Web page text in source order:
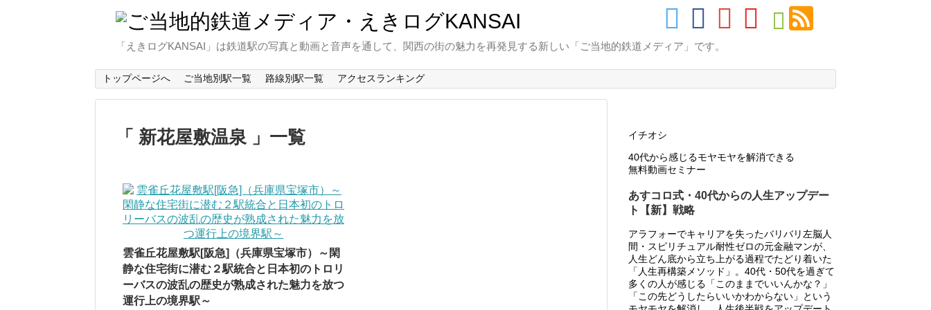
「えきログKANSAI」は鉄道駅の写真と動画と音声を通して、関西の街の魅力を再発見する新しい「ご当地的鉄道メディア」です。
トップページへ ご当地別駅一覧 路線別駅一覧 アクセスランキング
新花屋敷温泉 一覧
雲雀丘花屋敷駅[阪急]（兵庫県宝塚市）～閑
静な住宅街に潜む２駅統合と日本初のトロリ
ーバスの波乱の歴史が熟成された魅力を放つ
運行上の境界駅～
イチオシ
40代から感じるモヤモヤを解消できる
無料動画セミナー
あすコロ式・40代からの人生アップデー
ト【新】戦略
アラフォーでキャリアを失ったバリバリ左脳人
間・スピリチュアル耐性ゼロの元金融マンが、
人生どん底から立ち上がる過程でたどり着いた
「人生再構築メソッド」。40代・50代を過ぎて
多くの人が感じる「このままでいいんかな？」
「この先どうしたらいいかわからない」という